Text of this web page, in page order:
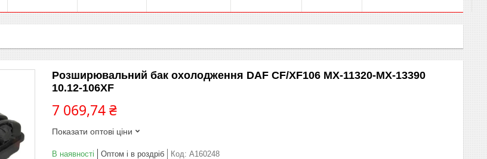
Розширювальний бак охолодження DAF CF/XF106 MX-11320-MX-13390
10.12-106XF
7 069,74 ₴
Показати оптові ціни
В наявності Оптом і в роздріб Код: A160248